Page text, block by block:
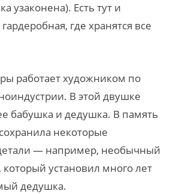
узаконена). Есть тут и
где хранятся все
работает художником по
В этой двушке
бабушка и дедушка. В память
некоторые
— например, необычный
установил много лет
дедушка.